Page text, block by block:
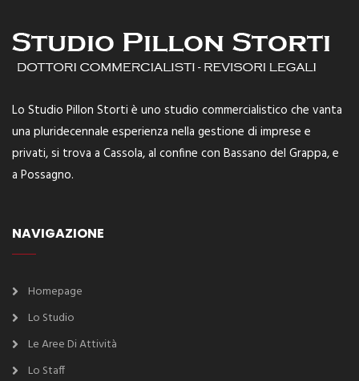
Lo Studio Pillon Storti è uno studio commercialistico che vanta
una pluridecennale esperienza nella gestione di imprese e
privati, si trova a Cassola, al confine con Bassano del Grappa, e
a Possagno.
NAVIGAZIONE
Homepage
Lo Studio
Le Aree Di Attività
Lo Staff